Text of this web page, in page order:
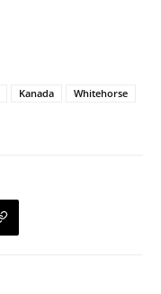
Kanada
Whitehorse